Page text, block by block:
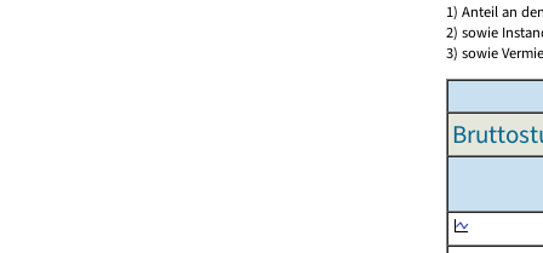
1) Anteil an
2) sowie
3) sowie